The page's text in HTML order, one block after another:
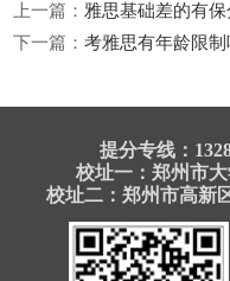
上一篇：雅思基础差的有保
下一篇：考雅思有年龄限制
提分专线：
校址一：郑州市
校址二：郑州市高新